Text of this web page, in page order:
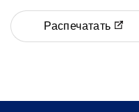
Распечатать